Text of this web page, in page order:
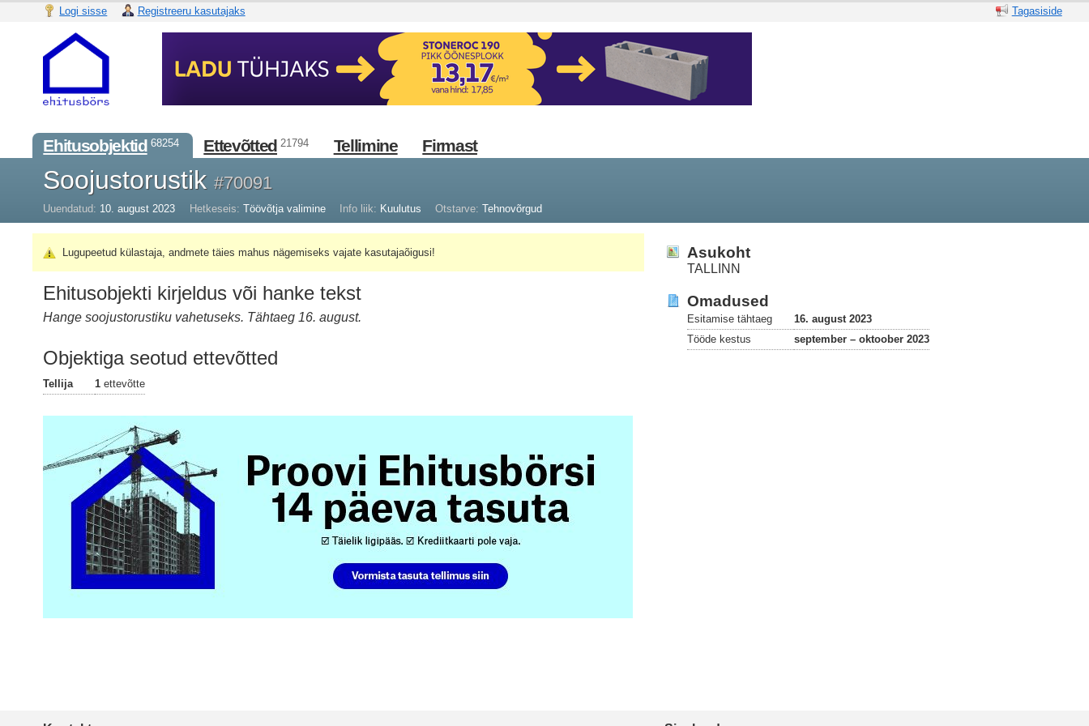
Logi sisse Registreeru kasutajaks Tagasiside
Ehitusobjektid 68254 Ettevõtted 21794 Tellimine Firmast
Soojustorustik#70091
Uuendatud: 10. august 2023 Hetkeseis: Töövõtja valimine Info liik: Kuulutus Otstarve: Tehnovõrgud
Lugupeetud külastaja, andmete täies mahus nägemiseks vajate kasutajaõigusi!
Ehitusobjekti kirjeldus või hanke tekst
Hange soojustorustiku vahetuseks. Tähtaeg 16. august.
Objektiga seotud ettevõtted
Tellija 1 ettevõtte
Asukoht
TALLINN
Omadused
Esitamise tähtaeg
16. august 2023
Tööde kestus
september – oktoober 2023